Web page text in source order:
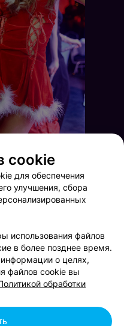
Terra Karaoke
cookie
для обеспечения
улучшения, сбора
использования файлов
в более позднее время.
о целях,
файлов cookie вы
обработки